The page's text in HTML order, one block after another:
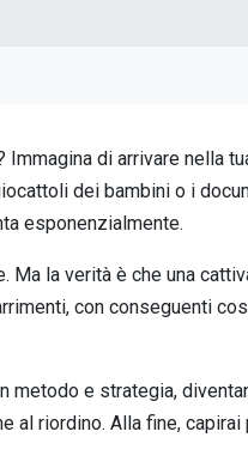
di arrivare nella
dei bambini o i
esponenzialmente.
Ma la verità è che una
con conseguenti
metodo e strategia,
al riordino. Alla fine,